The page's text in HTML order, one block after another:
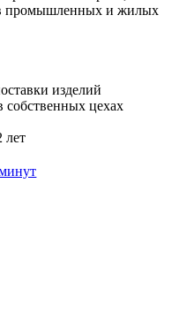
промышленных и жилых
изделий
собственных цехах
лет